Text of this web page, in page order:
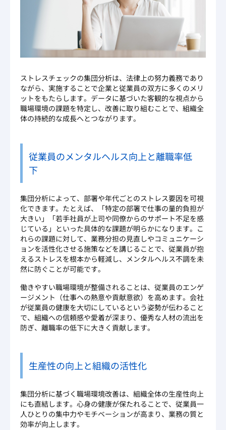
ストレスチェックの集団分析は、法律上の努力義務であり
ながら、実施することで企業と従業員の双方に多くのメリ
ットをもたらします。データに基づいた客観的な視点から
職場環境の課題を特定し、改善に取り組むことで、組織全
体の持続的な成長へとつながります。
従業員のメンタルヘルス向上と離職率低
下
集団分析によって、部署や年代ごとのストレス要因を可視
化できます。たとえば、「特定の部署で仕事の量的負担が
大きい」「若手社員が上司や同僚からのサポート不足を感
じている」といった具体的な課題が明らかになります。こ
れらの課題に対して、業務分担の見直しやコミュニケーシ
ョンを活性化させる施策などを講じることで、従業員が抱
えるストレスを根本から軽減し、メンタルヘルス不調を未
然に防ぐことが可能です。
働きやすい職場環境が整備されることは、従業員のエンゲ
ージメント（仕事への熱意や貢献意欲）を高めます。会社
が従業員の健康を大切にしているという姿勢が伝わること
で、組織への信頼感や愛着が深まり、優秀な人材の流出を
防ぎ、離職率の低下に大きく貢献します。
生産性の向上と組織の活性化
集団分析に基づく職場環境改善は、組織全体の生産性向上
にも直結します。心身の健康が保たれることで、従業員一
人ひとりの集中力やモチベーションが高まり、業務の質と
効率が向上します。